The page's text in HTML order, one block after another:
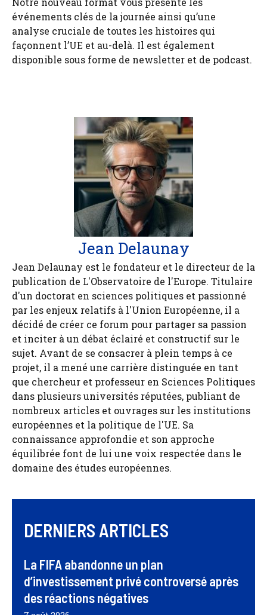
événements clés de la journée ainsi qu’une
analyse cruciale de toutes les histoires qui
façonnent l’UE et au-delà. Il est également
disponible sous forme de newsletter et de podcast.
Jean Delaunay
Jean Delaunay est le fondateur et le directeur de la
publication de L'Observatoire de l'Europe. Titulaire
d'un doctorat en sciences politiques et passionné
par les enjeux relatifs à l'Union Européenne, il a
décidé de créer ce forum pour partager sa passion
et inciter à un débat éclairé et constructif sur le
sujet. Avant de se consacrer à plein temps à ce
projet, il a mené une carrière distinguée en tant
que chercheur et professeur en Sciences Politiques
dans plusieurs universités réputées, publiant de
nombreux articles et ouvrages sur les institutions
européennes et la politique de l'UE. Sa
connaissance approfondie et son approche
équilibrée font de lui une voix respectée dans le
domaine des études européennes.
DERNIERS ARTICLES
La FIFA abandonne un plan
d’investissement privé controversé après
des réactions négatives